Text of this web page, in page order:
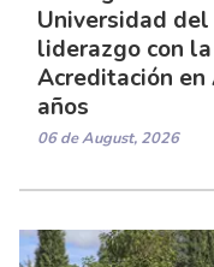
Universidad
liderazgo con
Acreditación
años
06 de August, 2026